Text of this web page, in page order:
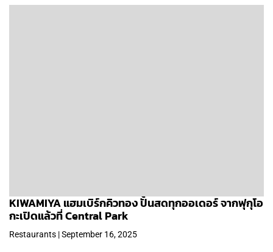
KIWAMIYA แฮมเบิร์กคิวทอง ปั้นสดทุกออเดอร์ จากฟุกุโอ
กะเปิดแล้วที่ Central Park
Restaurants | September 16, 2025